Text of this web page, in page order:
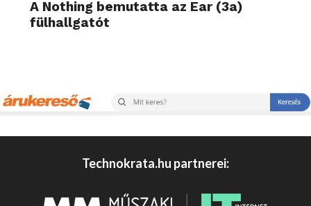
A Nothing bemutatta az Ear (3a)
fülhallgatót
Technokrata.hu partnerei: